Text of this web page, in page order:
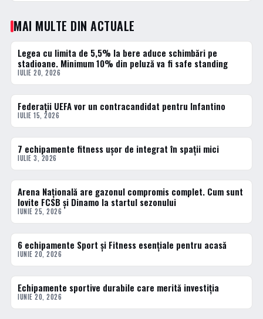
MAI MULTE DIN ACTUALE
ACTUALE
Legea cu limita de 5,5% la bere aduce schimbări pe
stadioane. Minimum 10% din peluză va fi safe standing
IULIE 20, 2026
ACTUALE
Federații UEFA vor un contracandidat pentru Infantino
IULIE 15, 2026
ACTUALE
7 echipamente fitness ușor de integrat în spații mici
IULIE 3, 2026
ACTUALE
Arena Națională are gazonul compromis complet. Cum sunt
lovite FCSB și Dinamo la startul sezonului
IUNIE 25, 2026
ACTUALE
6 echipamente Sport și Fitness esențiale pentru acasă
IUNIE 20, 2026
ACTUALE
Echipamente sportive durabile care merită investiția
IUNIE 20, 2026